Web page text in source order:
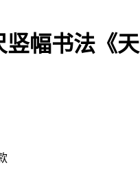
竖幅书法《天